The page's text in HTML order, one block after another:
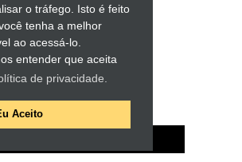
o tráfego. Isto é feito
tenha a melhor
ao acessá-lo.
entender que aceita
de privacidade.
Aceito